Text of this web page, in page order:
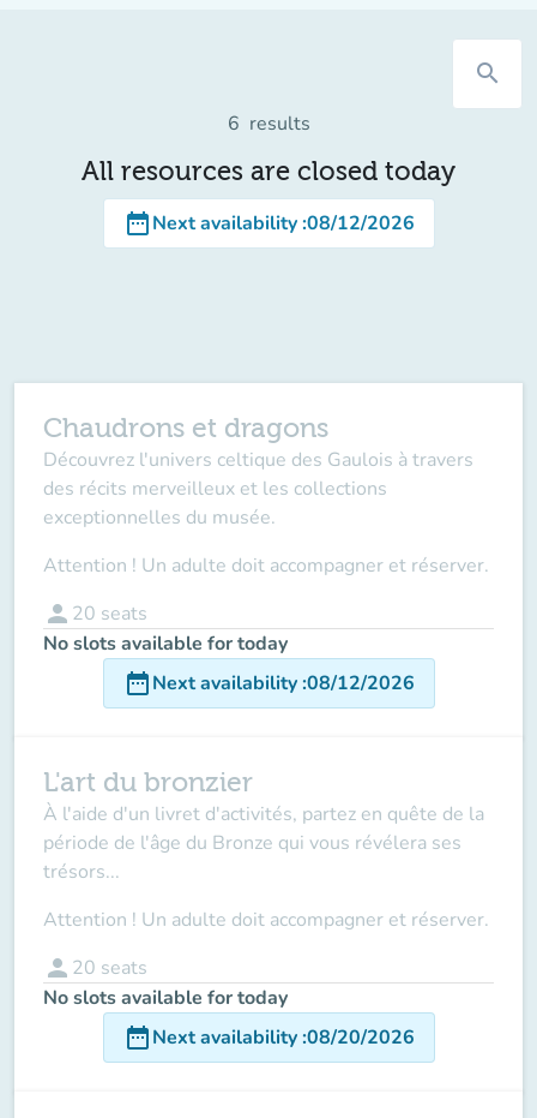
search
6 results
All resources are closed today
date_rangeNext availability:08/12/2026
Chaudrons et dragons
Découvrez l'univers celtique des Gaulois à travers
des récits merveilleux et les collections
exceptionnelles du musée.
Attention ! Un adulte doit accompagner et réserver.
person 20 seats
No slots available for today
date_rangeNext availability:08/12/2026
L'art du bronzier
À l'aide d'un livret d'activités, partez en quête de la
période de l'âge du Bronze qui vous révélera ses
trésors...
Attention ! Un adulte doit accompagner et réserver.
person 20 seats
No slots available for today
date_rangeNext availability:08/20/2026